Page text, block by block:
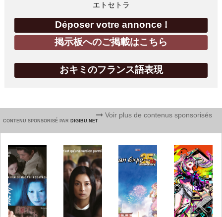
エトセトラ
Déposer votre annonce !
掲示板へのご掲載はこちら
おキミのフランス語表現
CONTENU SPONSORISÉ PAR DIGIBU.NET
Voir plus de contenus sponsorisés